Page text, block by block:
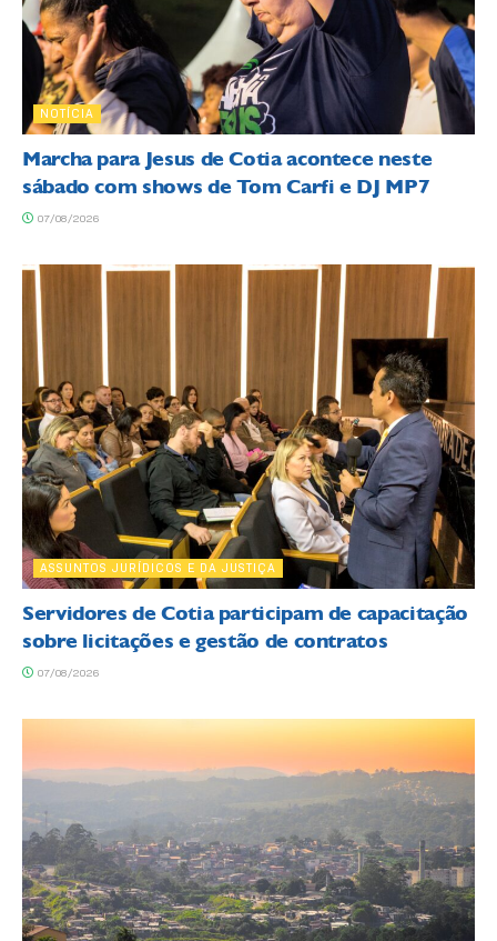
NOTÍCIA
Marcha para Jesus de Cotia acontece neste
sábado com shows de Tom Carfi e DJ MP7
07/08/2026
ASSUNTOS JURÍDICOS E DA JUSTIÇA
Servidores de Cotia participam de capacitação
sobre licitações e gestão de contratos
07/08/2026